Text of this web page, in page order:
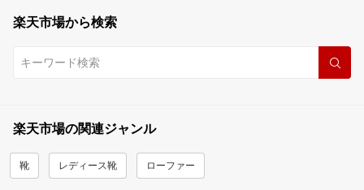
楽天市場から検索
楽天市場の関連ジャンル
靴 レディース靴 ローファー